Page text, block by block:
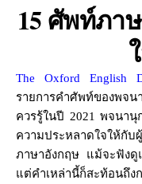
15 ศัพท์ภา
The Oxford English
รายการคำศัพท์ของพ
ควรรู้ในปี 2021 พจนานุ
ความประหลาดใจให้กับ
ภาษาอังกฤษ แม้จะฟัง
แต่คำเหล่านี้ก็สะท้อน